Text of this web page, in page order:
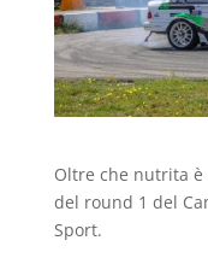
Oltre che nutrita
del round 1 del
Sport.